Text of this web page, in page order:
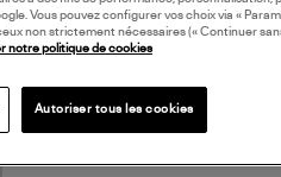
Vous pouvez configurer vos choix via «
non strictement nécessaires (« Continuer
notre politique de cookies
Autoriser tous les cookies